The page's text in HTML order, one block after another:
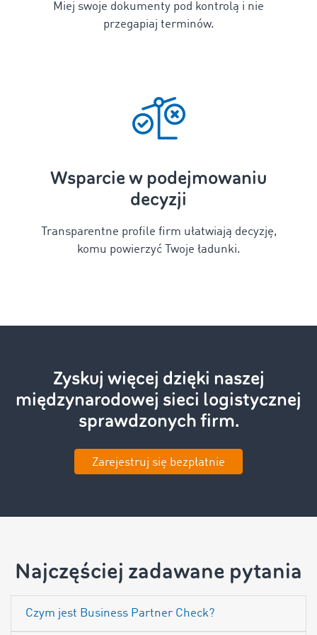
Miej swoje dokumenty pod kontrolą i nie
przegapiaj terminów.
Wsparcie w podejmowaniu
decyzji
Transparentne profile firm ułatwiają decyzję,
komu powierzyć Twoje ładunki.
Zyskuj więcej dzięki naszej
międzynarodowej sieci logistycznej
sprawdzonych firm.
Zarejestruj się bezpłatnie
Najczęściej zadawane pytania
Czym jest Business Partner Check?